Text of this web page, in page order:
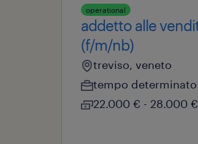
operational
addetto alle
(f/m/nb)
treviso, veneto
tempo determinato
22.000 € - 28.000